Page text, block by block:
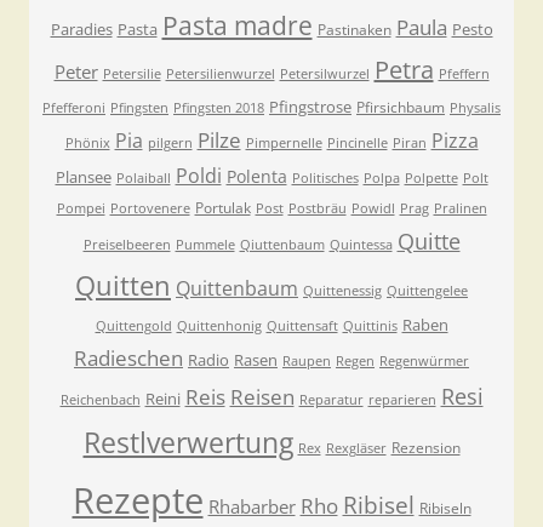
Paradies Pasta Pasta madre Pastinaken Paula Pesto
Peter Petersilie Petersilienwurzel Petersilwurzel Petra Pfeffern
Pfefferoni Pfingsten Pfingsten 2018 Pfingstrose Pfirsichbaum Physalis
Phönix Pia pilgern Pilze Pimpernelle Pincinelle Piran Pizza
Plansee Polaiball Poldi Polenta Politisches Polpa Polpette Polt
Pompei Portovenere Portulak Post Postbräu Powidl Prag Pralinen
Preiselbeeren Pummele Qiuttenbaum Quintessa Quitte
Quitten Quittenbaum Quittenessig Quittengelee
Quittengold Quittenhonig Quittensaft Quittinis Raben
Radieschen Radio Rasen Raupen Regen Regenwürmer
Reichenbach Reini Reis Reisen Reparatur reparieren Resi
Restlverwertung Rex Rexgläser Rezension
Rezepte Rhabarber Rho Ribisel Ribiseln